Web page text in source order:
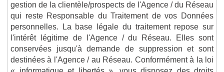
gestion de la clientèle/prospects de l'Agence / du Réseau
qui reste Responsable du Traitement de vos Données
personnelles. La base légale du traitement repose sur
l'intérêt légitime de l'Agence / du Réseau. Elles sont
conservées jusqu'à demande de suppression et sont
destinées à l'Agence / au Réseau. Conformément à la loi